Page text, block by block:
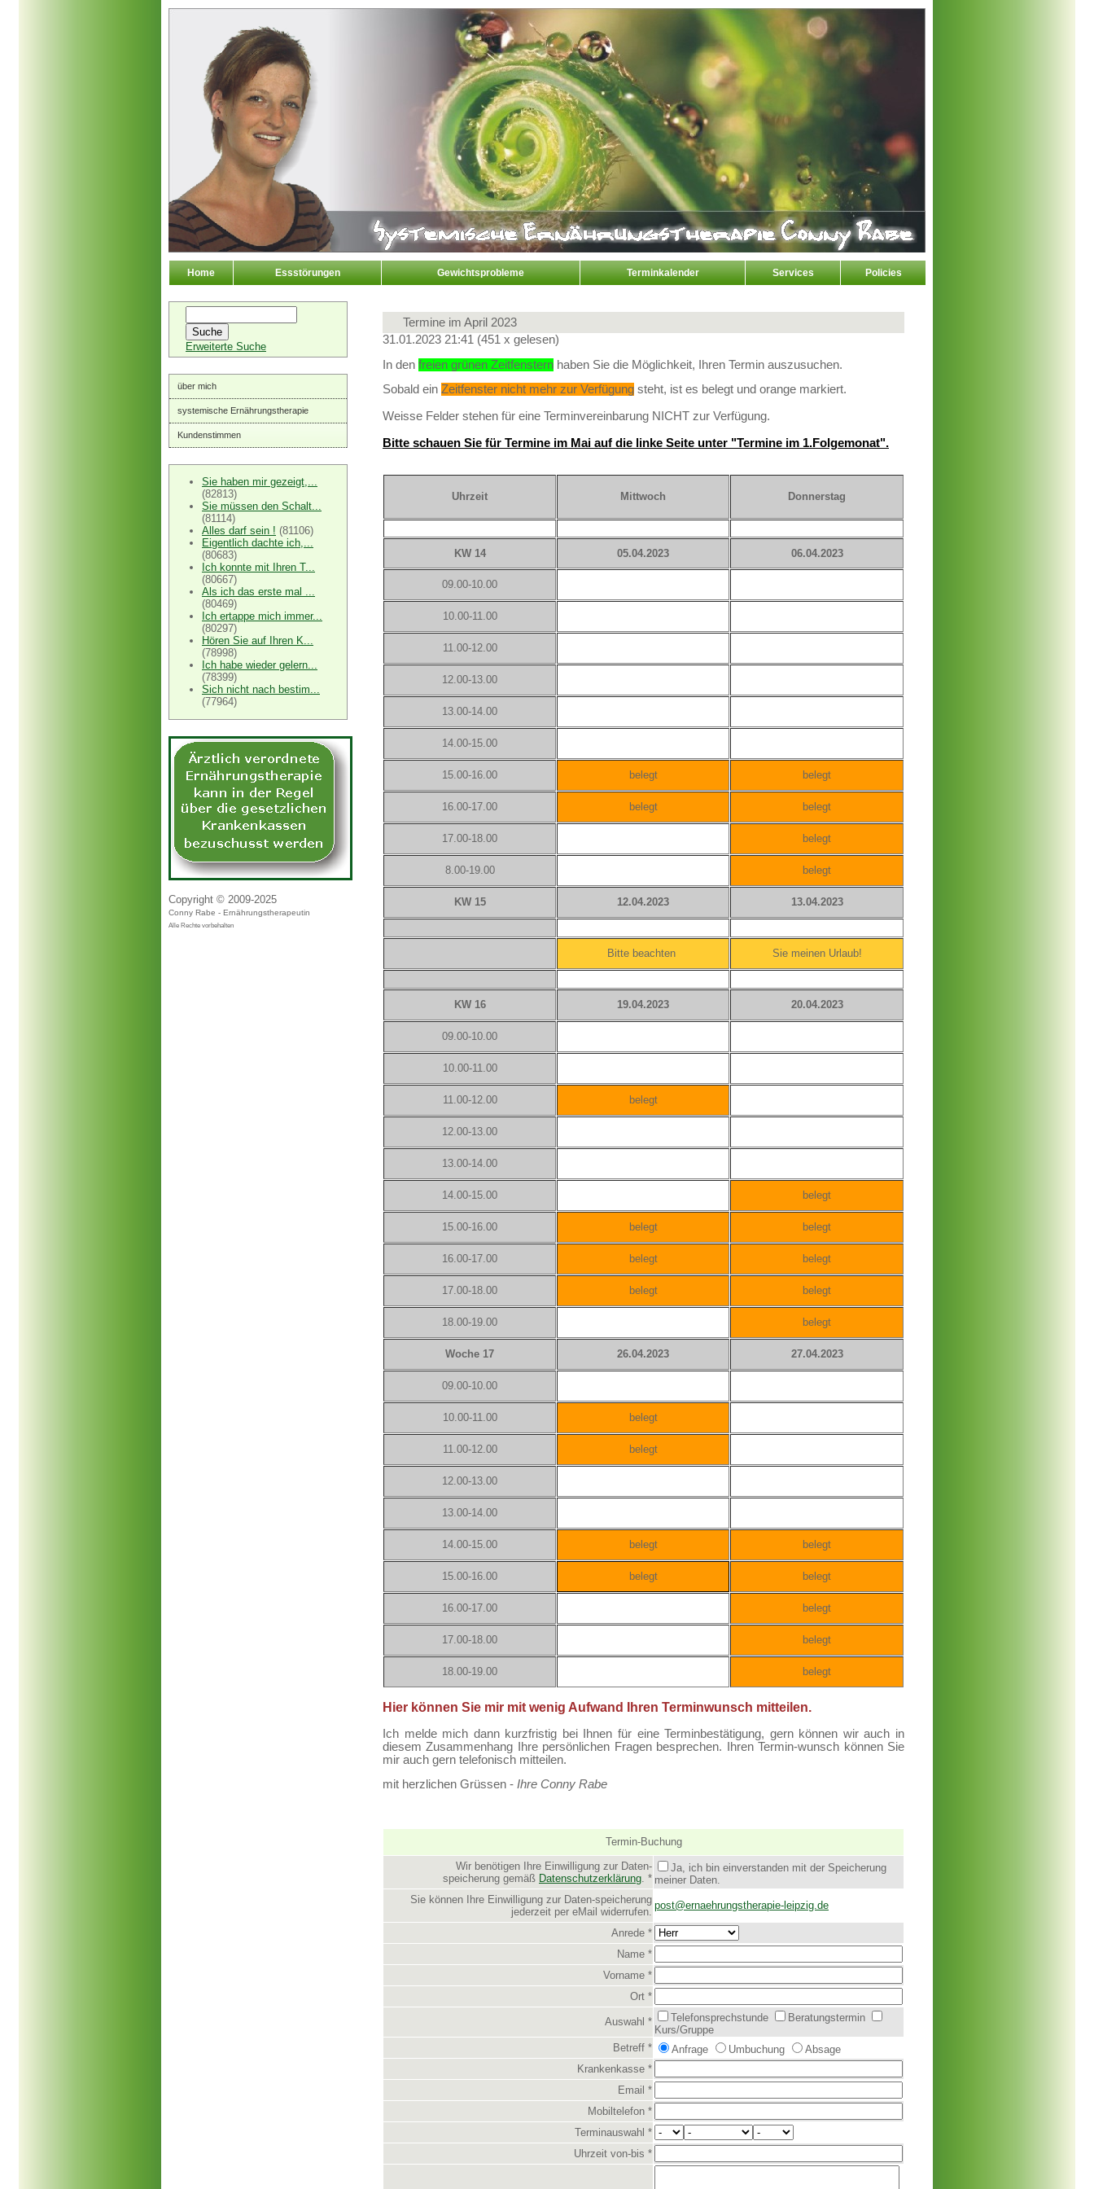
Home Essstörungen Gewichtsprobleme Terminkalender Services Policies
Erweiterte Suche
über mich
systemische Ernährungstherapie
Kundenstimmen
Sie haben mir gezeigt,...
(82813)
Sie müssen den Schalt...
(81114)
Alles darf sein ! (81106)
Eigentlich dachte ich,...
(80683)
Ich konnte mit Ihren T...
(80667)
Als ich das erste mal ...
(80469)
Ich ertappe mich immer...
(80297)
Hören Sie auf Ihren K...
(78998)
Ich habe wieder gelern...
(78399)
Sich nicht nach bestim...
(77964)
Copyright © 2009-2025
Conny Rabe - Ernährungstherapeutin
Alle Rechte vorbehalten
Termine im April 2023
31.01.2023 21:41 (451 x gelesen)
In den freien grünen Zeitfenstern haben Sie die Möglichkeit, Ihren Termin auszusuchen.
Sobald ein Zeitfenster nicht mehr zur Verfügung steht, ist es belegt und orange markiert.
Weisse Felder stehen für eine Terminvereinbarung NICHT zur Verfügung.
Bitte schauen Sie für Termine im Mai auf die linke Seite unter "Termine im 1.Folgemonat".
Uhrzeit Mittwoch Donnerstag
KW 14 05.04.2023 06.04.2023
09.00-10.00
10.00-11.00
11.00-12.00
12.00-13.00
13.00-14.00
14.00-15.00
15.00-16.00 belegt belegt
16.00-17.00 belegt belegt
17.00-18.00 belegt
8.00-19.00 belegt
KW 15 12.04.2023 13.04.2023
Bitte beachten Sie meinen Urlaub!
KW 16 19.04.2023 20.04.2023
09.00-10.00
10.00-11.00
11.00-12.00 belegt
12.00-13.00
13.00-14.00
14.00-15.00 belegt
15.00-16.00 belegt belegt
16.00-17.00 belegt belegt
17.00-18.00 belegt belegt
18.00-19.00 belegt
Woche 17 26.04.2023 27.04.2023
09.00-10.00
10.00-11.00 belegt
11.00-12.00 belegt
12.00-13.00
13.00-14.00
14.00-15.00 belegt belegt
15.00-16.00 belegt belegt
16.00-17.00 belegt
17.00-18.00 belegt
18.00-19.00 belegt
Hier können Sie mir mit wenig Aufwand Ihren Terminwunsch mitteilen.
Ich melde mich dann kurzfristig bei Ihnen für eine Terminbestätigung, gern können wir auch in
diesem Zusammenhang Ihre persönlichen Fragen besprechen. Ihren Termin-wunsch können Sie
mir auch gern telefonisch mitteilen.
mit herzlichen Grüssen - Ihre Conny Rabe
Termin-Buchung
Wir benötigen Ihre Einwilligung zur Daten-
speicherung gemäß Datenschutzerklärung . *
Ja, ich bin einverstanden mit der Speicherung
meiner Daten.
Sie können Ihre Einwilligung zur Daten-speicherung
jederzeit per eMail widerrufen.
post@ernaehrungstherapie-leipzig.de
Anrede *
Name *
Vorname *
Ort *
Auswahl * Telefonsprechstunde
Beratungstermin
Kurs/Gruppe
Betreff *
Anfrage Umbuchung
Absage
Krankenkasse *
Email *
Mobiltelefon *
Terminauswahl *
Uhrzeit von-bis *